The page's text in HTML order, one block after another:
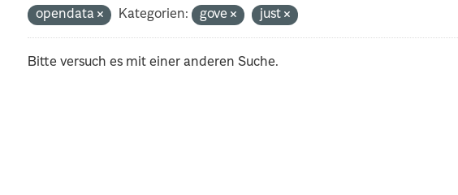
opendata
Kategorien: gove just
Bitte versuch es mit einer anderen Suche.